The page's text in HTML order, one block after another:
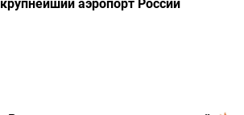
крупнейший аэропорт России